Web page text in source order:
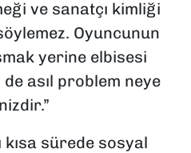
ve sanatçı kimliği
Oyuncunun
yerine elbisesi
asıl problem neye
kısa sürede sosyal